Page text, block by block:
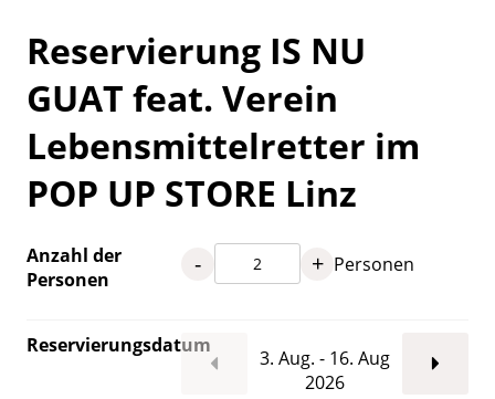
Reservierung IS NU
GUAT feat. Verein
Lebensmittelretter im
POP UP STORE Linz
Anzahl der
Personen
- + Personen
Reservierungsdatum
3. Aug. - 16. Aug
2026